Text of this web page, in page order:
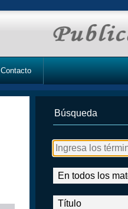
Contacto
Búsqueda